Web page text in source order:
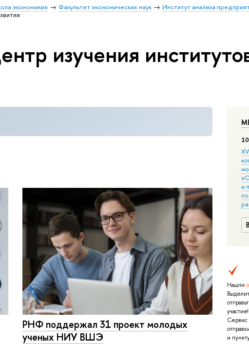
экономики» Факультет экономических наук
Институт анализа
изучения
10
и
Нашли
участие!
Сервис
и
РНФ поддержал 31 проект молодых
ученых НИУ ВШЭ